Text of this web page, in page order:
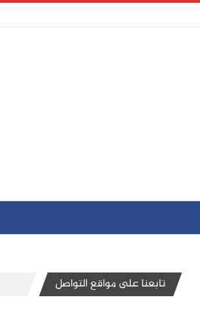
تابعنا على مواقع التواصل